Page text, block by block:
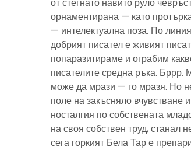
орнаментирана — като
— интелектуална поза. По
добрият писател е живият
попаразитираме и ограбим
писателите средна ръка.
може да мрази — го мразя. Но
поле на закъсняло вчувстване
носталгия по собствената
на своя собствен труд, станал
сега горкият Бела Тар е